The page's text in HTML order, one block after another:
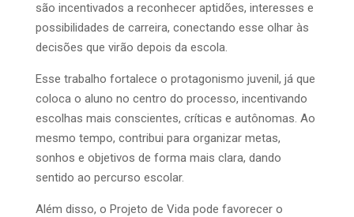
são incentivados a reconhecer aptidões, interesses e
possibilidades de carreira, conectando esse olhar às
decisões que virão depois da escola.
Esse trabalho fortalece o protagonismo juvenil, já que
coloca o aluno no centro do processo, incentivando
escolhas mais conscientes, críticas e autônomas. Ao
mesmo tempo, contribui para organizar metas,
sonhos e objetivos de forma mais clara, dando
sentido ao percurso escolar.
Além disso, o Projeto de Vida pode favorecer o